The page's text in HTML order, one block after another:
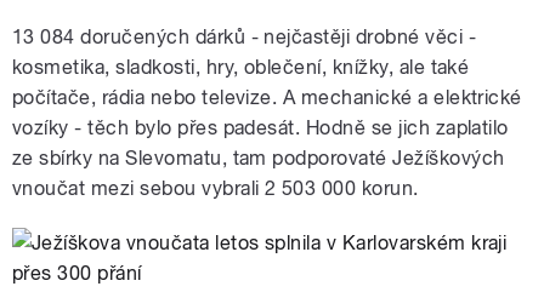
13 084 doručených dárků - nejčastěji drobné věci -
kosmetika, sladkosti, hry, oblečení, knížky, ale také
počítače, rádia nebo televize. A mechanické a elektrické
vozíky - těch bylo přes padesát. Hodně se jich zaplatilo
ze sbírky na Slevomatu, tam podporovaté Ježíškových
vnoučat mezi sebou vybrali 2 503 000 korun.